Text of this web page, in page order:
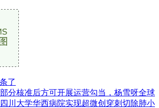
了
分核准后方可开展运营勾当，杨雪呀全球
川大学华西病院实现超微创穿刺切除肺小